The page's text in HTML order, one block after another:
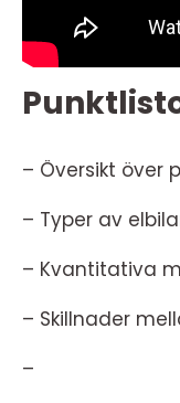
– Översikt över
– Typer av
– Kvantitativa
– Skillnader
–